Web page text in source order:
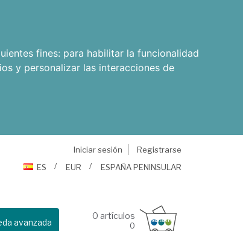
fines: para habilitar la funcionalidad
y personalizar las interacciones de
Iniciar sesión
Registrarse
ES
EUR ESPAÑA PENINSULAR
avanzada
0 artículos
0